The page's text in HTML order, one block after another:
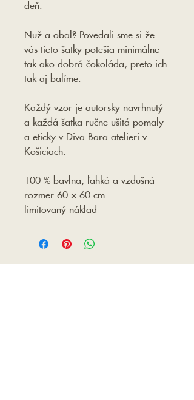
deň.
Nuž a obal? Povedali sme si že
vás tieto šatky potešia minimálne
tak ako dobrá čokoláda, preto ich
tak aj balíme.
Každý vzor je autorsky navrhnutý
a každá šatka ručne ušitá pomaly
a eticky v Diva Bara atelieri v
Košiciach.
100 % bavlna, ľahká a vzdušná
rozmer 60 × 60 cm
limitovaný náklad